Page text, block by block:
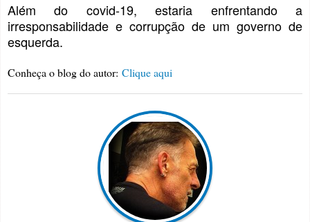
Além do covid-19, estaria enfrentando a
irresponsabilidade e corrupção de um governo de
esquerda.
Conheça o blog do autor: Clique aqui